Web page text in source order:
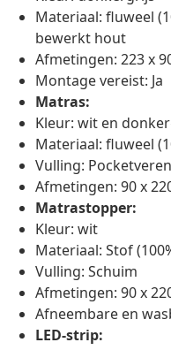
Materiaal: fluweel
bewerkt hout
Afmetingen: 223 x
Montage vereist: Ja
Matras:
Kleur: wit en
Materiaal: fluweel
Vulling:
Afmetingen: 90 x
Matrastopper:
Kleur: wit
Materiaal: Stof
Vulling: Schuim
Afmetingen: 90 x
Afneembare en
LED-strip: